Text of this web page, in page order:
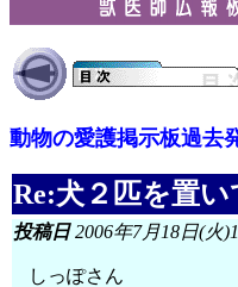
動物の愛護掲示板過去
Re:犬２匹を置
投稿日2006年7月18日(火
しっぽさん